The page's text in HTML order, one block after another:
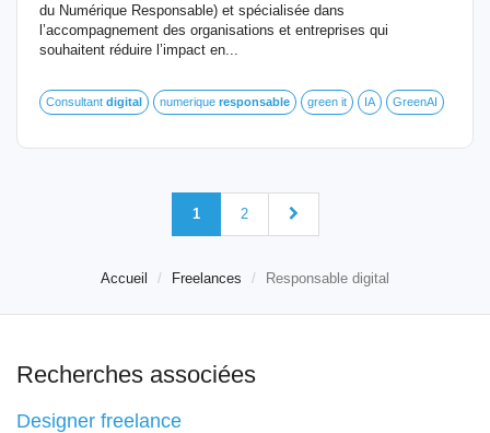
du Numérique Responsable) et spécialisée dans
l’accompagnement des organisations et entreprises qui
souhaitent réduire l’impact en...
Consultant digital numerique responsable green it IA GreenAI
1 2
Accueil Freelances Responsable digital
Recherches associées
Designer freelance